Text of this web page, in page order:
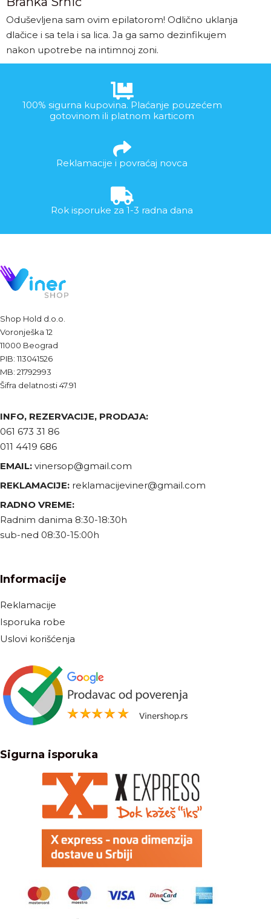
Oduševljena sam ovim epilatorom! Odlično uklanja
dlačice i sa tela i sa lica. Ja ga samo dezinfikujem
nakon upotrebe na intimnoj zoni.
100% sigurna kupovina. Plaćanje pouzećem
gotovinom ili platnom karticom
Reklamacije i povraćaj novca
Rok isporuke za 1-3 radna dana
Shop Hold d.o.o.
Voronješka 12
11000 Beograd
PIB: 113041526
MB: 21792993
Šifra delatnosti 47.91
INFO, REZERVACIJE, PRODAJA:
061 673 31 86
011 4419 686
EMAIL: vinersop@gmail.com
REKLAMACIJE: reklamacijeviner@gmail.com
RADNO VREME:
Radnim danima 8:30-18:30h
sub-ned 08:30-15:00h
Informacije
Reklamacije
Isporuka robe
Uslovi korišćenja
Sigurna isporuka